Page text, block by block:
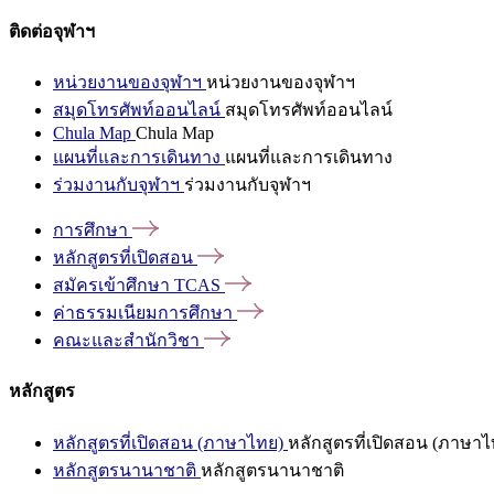
ติดต่อจุฬาฯ
หน่วยงานของจุฬาฯ หน่วยงานของจุฬาฯ
สมุดโทรศัพท์ออนไลน์ สมุดโทรศัพท์ออนไลน์
Chula Map Chula Map
แผนที่และการเดินทาง แผนที่และการเดินทาง
ร่วมงานกับจุฬาฯ ร่วมงานกับจุฬาฯ
การศึกษา
หลักสูตรที่เปิดสอน
สมัครเข้าศึกษา TCAS
ค่าธรรมเนียมการศึกษา
คณะและสำนักวิชา
หลักสูตร
หลักสูตรที่เปิดสอน (ภาษาไทย) หลักสูตรที่เปิดสอน (ภาษาไ
หลักสูตรนานาชาติ หลักสูตรนานาชาติ